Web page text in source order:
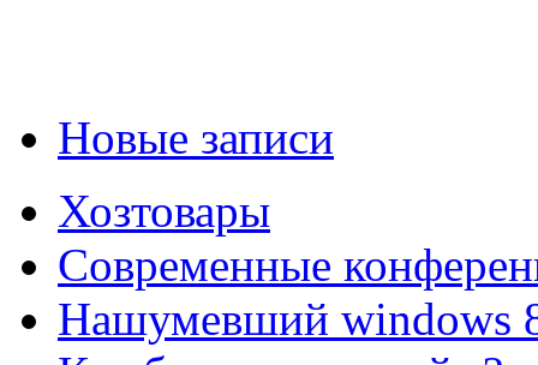
Новые записи
Хозтовары
Современные
Нашумевший windows